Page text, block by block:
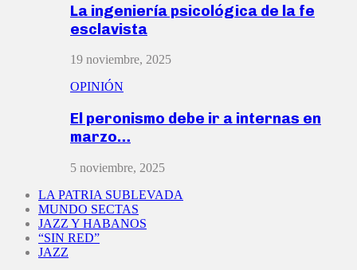
La ingeniería psicológica de la fe
esclavista
19 noviembre, 2025
OPINIÓN
El peronismo debe ir a internas en
marzo…
5 noviembre, 2025
LA PATRIA SUBLEVADA
MUNDO SECTAS
JAZZ Y HABANOS
“SIN RED”
JAZZ